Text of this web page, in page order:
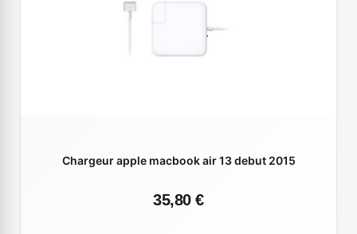
Chargeur apple macbook air 13 debut 2015
35,80 €